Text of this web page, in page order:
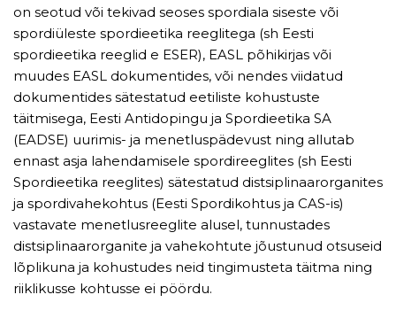
on seotud või tekivad seoses spordiala siseste või
spordiüleste spordieetika reeglitega (sh Eesti
spordieetika reeglid e ESER), EASL põhikirjas või
muudes EASL dokumentides, või nendes viidatud
dokumentides sätestatud eetiliste kohustuste
täitmisega, Eesti Antidopingu ja Spordieetika SA
(EADSE) uurimis- ja menetluspädevust ning allutab
ennast asja lahendamisele spordireeglites (sh Eesti
Spordieetika reeglites) sätestatud distsiplinaarorganites
ja spordivahekohtus (Eesti Spordikohtus ja CAS-is)
vastavate menetlusreeglite alusel, tunnustades
distsiplinaarorganite ja vahekohtute jõustunud otsuseid
lõplikuna ja kohustudes neid tingimusteta täitma ning
riiklikusse kohtusse ei pöördu.